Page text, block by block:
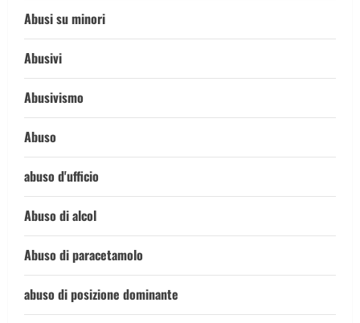
Abusi su minori
Abusivi
Abusivismo
Abuso
abuso d'ufficio
Abuso di alcol
Abuso di paracetamolo
abuso di posizione dominante